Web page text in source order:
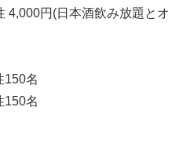
4,000円(日本酒飲み放題とオ
150名
150名